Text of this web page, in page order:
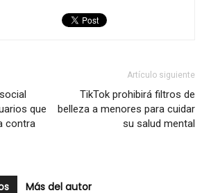
que
contra
Artículo siguiente
TikTok prohibirá filtros de
belleza a menores para cuidar
su salud mental
Más del autor